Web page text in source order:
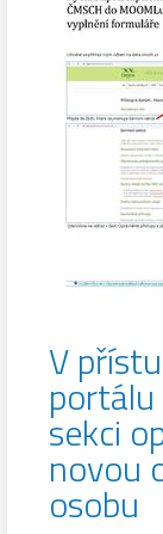
V
sekci
novou
osobu